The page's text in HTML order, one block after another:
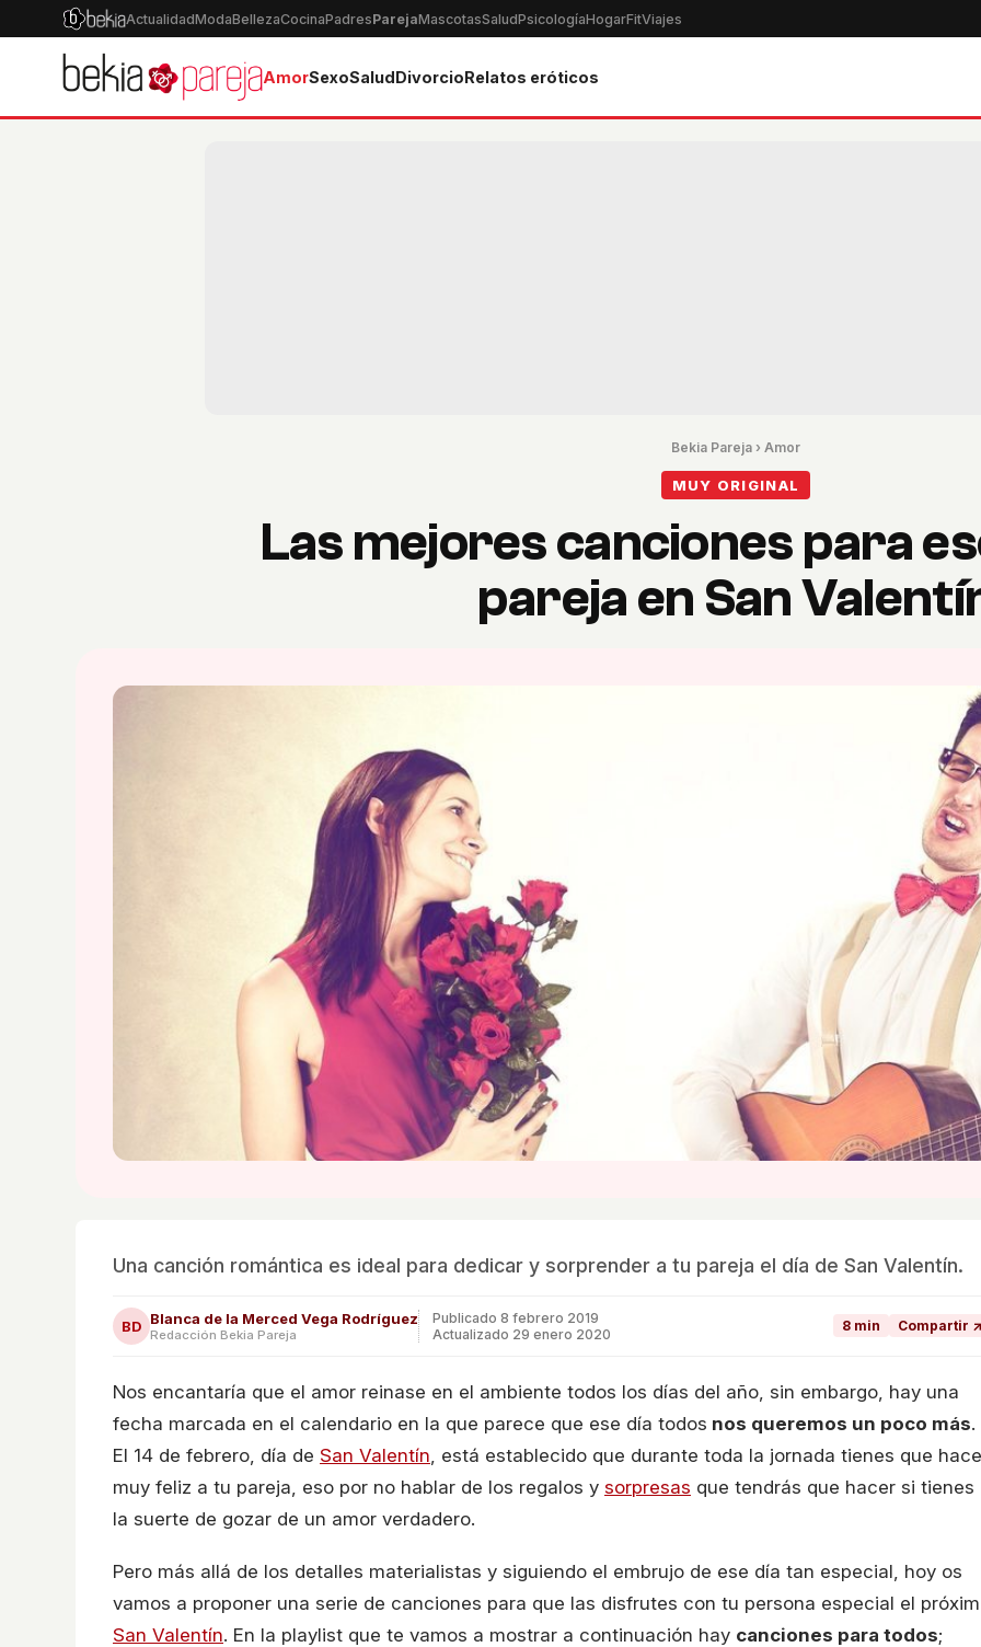
ActualidadModaBellezaCocinaPadresParejaMascotasSaludPsicologíaHogarFitViajes
AmorSexoSaludDivorcioRelatos eróticos
Bekia Pareja › Amor
MUY ORIGINAL
Las mejores canciones para
pareja en San
Una canción romántica es ideal para dedicar y sorprender a tu pareja el día de San Valentín.
BD Blanca de la Merced Vega Rodríguez
Redacción Bekia Pareja
Publicado 8 febrero 2019
Actualizado 29 enero 2020
8 min Compartir ↗
Nos encantaría que el amor reinase en el ambiente todos los días del año, sin embargo, hay una
fecha marcada en el calendario en la que parece que ese día todos nos queremos un poco más.
El 14 de febrero, día de San Valentín , está establecido que durante toda la jornada tienes que
muy feliz a tu pareja, eso por no hablar de los regalos y sorpresas que tendrás que hacer si tienes
la suerte de gozar de un amor verdadero.
Pero más allá de los detalles materialistas y siguiendo el embrujo de ese día tan especial, hoy os
vamos a proponer una serie de canciones para que las disfrutes con tu persona especial el
San Valentín. En la playlist que te vamos a mostrar a continuación hay canciones para todos;